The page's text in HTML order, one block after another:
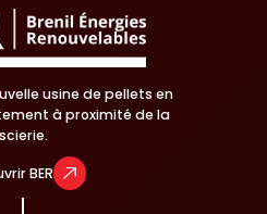
usine de pellets en
à proximité de la
scierie.
BER